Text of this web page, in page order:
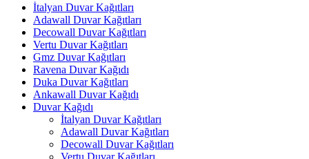
İtalyan Duvar Kağıtları
Adawall Duvar Kağıtları
Decowall Duvar Kağıtları
Vertu Duvar Kağıtları
Gmz Duvar Kağıtları
Ravena Duvar Kağıdı
Duka Duvar Kağıtları
Ankawall Duvar Kağıdı
Duvar Kağıdı
İtalyan Duvar Kağıtları
Adawall Duvar Kağıtları
Decowall Duvar Kağıtları
Vertu Duvar Kağıtları